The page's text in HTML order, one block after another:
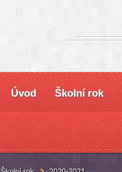
Úvod Školní rok